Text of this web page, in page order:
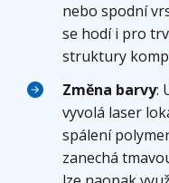
nebo spodní
se hodí i pro
struktury
Změna barvy:
vyvolá laser
spálení
zanechá